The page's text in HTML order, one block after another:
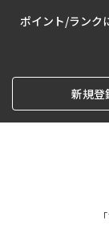
ポイント/ランク
新規登